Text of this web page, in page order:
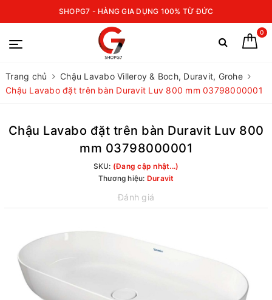
SHOPG7 - HÀNG GIA DỤNG 100% TỪ ĐỨC
0
Trang chủ
Chậu Lavabo Villeroy & Boch, Duravit, Grohe
Chậu Lavabo đặt trên bàn Duravit Luv 800 mm 03798000001
Chậu Lavabo đặt trên bàn Duravit Luv 800
mm 03798000001
SKU: (Đang cập nhật...)
Thương hiệu: Duravit
Đánh giá